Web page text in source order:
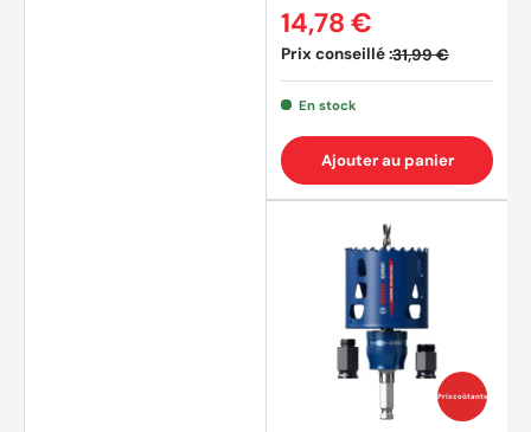
Prix conseillé :31,99 €
14,78 €
En stock
Ajouter au panier
Prix coûtants